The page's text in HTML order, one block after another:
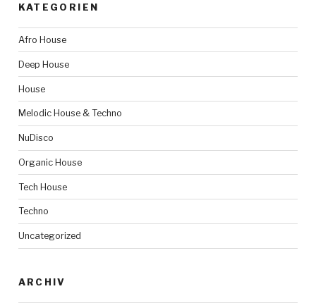
KATEGORIEN
Afro House
Deep House
House
Melodic House & Techno
NuDisco
Organic House
Tech House
Techno
Uncategorized
ARCHIV